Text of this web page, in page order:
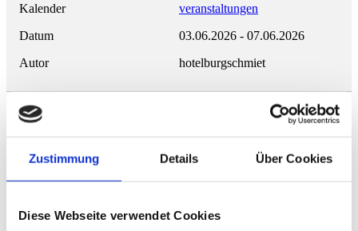
Zustimmung Details Über Cookies
Diese Webseite verwendet Cookies
Kalender
veranstaltungen
Datum
03.06.2026 - 07.06.2026
Autor
hotelburgschmiet
Beschreibung
Fränkisches Bierfest im Burggraben